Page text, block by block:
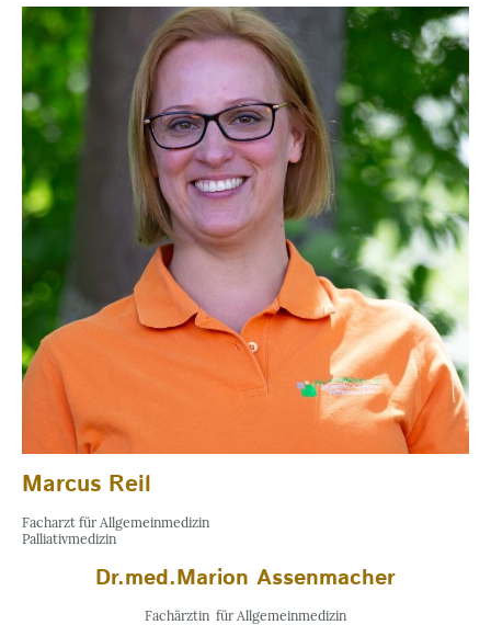
Marcus Reil
Facharzt für Allgemeinmedizin
Palliativmedizin
Dr.med.Marion Assenmacher
Fachärztin für Allgemeinmedizin